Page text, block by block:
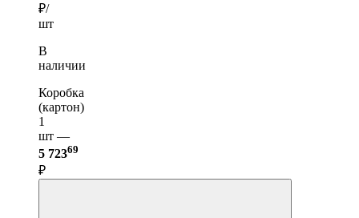
₽/
шт
В
наличии
Коробка
(картон)
1
шт —
5 72369
₽